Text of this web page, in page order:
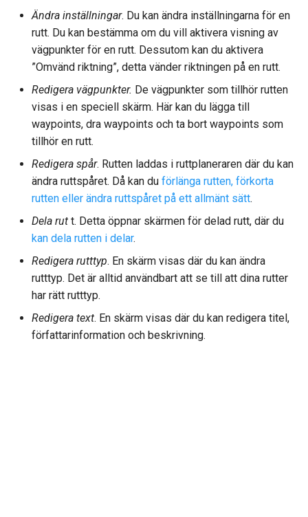
Ändra inställningar. Du kan ändra inställningarna för en
rutt. Du kan bestämma om du vill aktivera visning av
vägpunkter för en rutt. Dessutom kan du aktivera
”Omvänd riktning”, detta vänder riktningen på en rutt.
Redigera vägpunkter. De vägpunkter som tillhör rutten
visas i en speciell skärm. Här kan du lägga till
waypoints, dra waypoints och ta bort waypoints som
tillhör en rutt.
Redigera spår. Rutten laddas i ruttplaneraren där du kan
ändra ruttspåret. Då kan du förlänga rutten, förkorta
rutten eller ändra ruttspåret på ett allmänt sätt.
Dela rut t. Detta öppnar skärmen för delad rutt, där du
kan dela rutten i delar.
Redigera rutttyp. En skärm visas där du kan ändra
rutttyp. Det är alltid användbart att se till att dina rutter
har rätt rutttyp.
Redigera text. En skärm visas där du kan redigera titel,
författarinformation och beskrivning.